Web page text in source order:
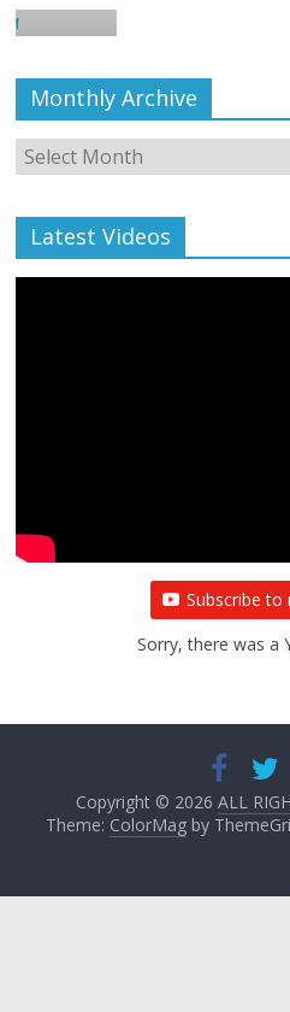
Monthly Archive
Monthly
Archive
Latest Videos
Subscribe to
Sorry, there was a
Copyright © 2026 ALL
Theme: ColorMagby